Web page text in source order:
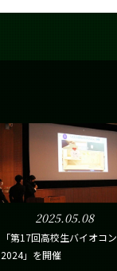
2025.05.08
「第17回高校生バイオコン
2024」を開催